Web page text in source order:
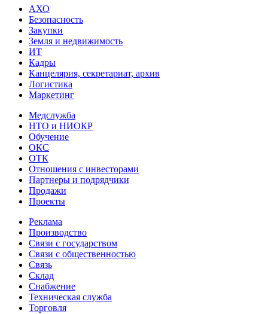
АХО
Безопасность
Закупки
Земля и недвижимость
ИТ
Кадры
Канцелярия, секретариат, архив
Логистика
Маркетинг
Медслужба
НТО и НИОКР
Обучение
ОКС
ОТК
Отношения с инвесторами
Партнеры и подрядчики
Продажи
Проекты
Реклама
Производство
Связи с государством
Связи с общественностью
Связь
Склад
Снабжение
Техническая служба
Торговля